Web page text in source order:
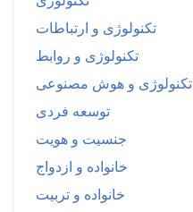
تکنولوژی و ارتباطات
تکنولوژی و روابط
تکنولوژی و هوش مصنوعی
توسعه فردی
جنسیت و هویت
خانواده و ازدواج
خانواده و تربیت